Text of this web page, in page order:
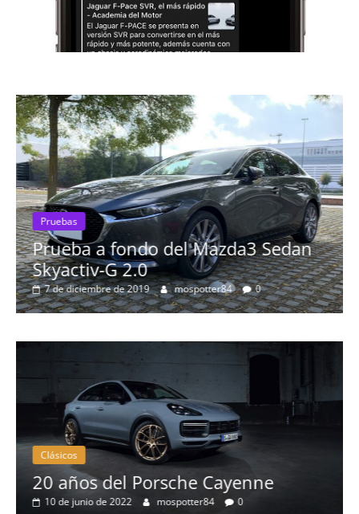
Pruebas
Prueba a fondo del Mazda3 Sedan
Skyactiv-G 2.0
7 de diciembre de 2019 mospotter84 0
Clásicos
20 años del Porsche Cayenne
10 de junio de 2022 mospotter84 0